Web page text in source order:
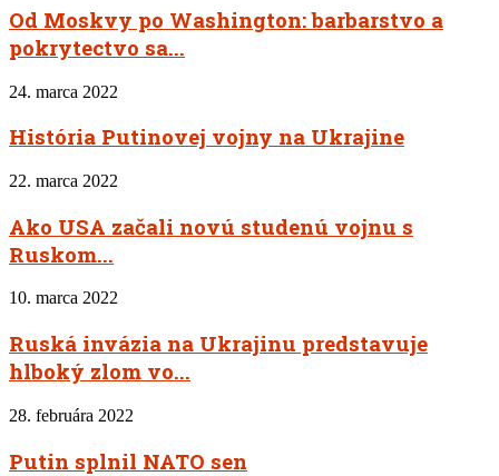
Od Moskvy po Washington: barbarstvo a
pokrytectvo sa...
24. marca 2022
História Putinovej vojny na Ukrajine
22. marca 2022
Ako USA začali novú studenú vojnu s
Ruskom...
10. marca 2022
Ruská invázia na Ukrajinu predstavuje
hlboký zlom vo...
28. februára 2022
Putin splnil NATO sen